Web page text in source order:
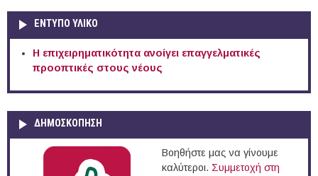
ΕΝΤΥΠΟ ΥΛΙΚΟ
Η επιχειρηματικότητα ανοίγει επαγγελματικές
προοπτικές στους νέους
ΔΗΜΟΣΚΟΠΗΣΗ
Βοηθήστε μας να γίνουμε
καλύτεροι. Συμμετοχή στη